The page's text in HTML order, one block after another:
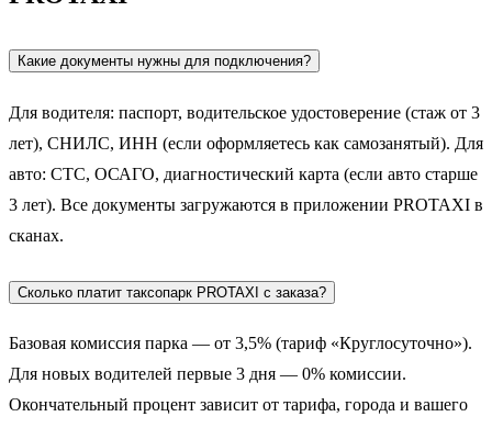
Какие документы нужны для подключения?
Для водителя: паспорт, водительское удостоверение (стаж от 3
лет), СНИЛС, ИНН (если оформляетесь как самозанятый). Для
авто: СТС, ОСАГО, диагностический карта (если авто старше
3 лет). Все документы загружаются в приложении PROTAXI в
сканах.
Сколько платит таксопарк PROTAXI с заказа?
Базовая комиссия парка — от 3,5% (тариф «Круглосуточно»).
Для новых водителей первые 3 дня — 0% комиссии.
Окончательный процент зависит от тарифа, города и вашего